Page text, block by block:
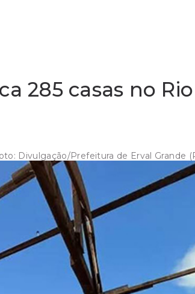
285 casas no Rio
Divulgação/Prefeitura de Erval Grande